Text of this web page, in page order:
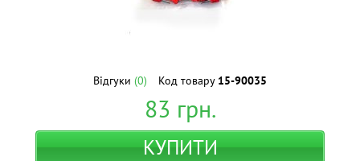
Відгуки (0) Код товару 15-90035
83 грн.
КУПИТИ